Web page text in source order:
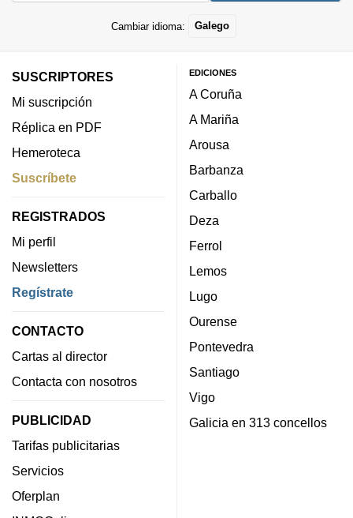
Cambiar idioma: Galego
SUSCRIPTORES
Mi suscripción
Réplica en PDF
Hemeroteca
Suscríbete
REGISTRADOS
Mi perfil
Newsletters
Regístrate
CONTACTO
Cartas al director
Contacta con nosotros
PUBLICIDAD
Tarifas publicitarias
Servicios
Oferplan
EDICIONES
A Coruña
A Mariña
Arousa
Barbanza
Carballo
Deza
Ferrol
Lemos
Lugo
Ourense
Pontevedra
Santiago
Vigo
Galicia en 313 concellos